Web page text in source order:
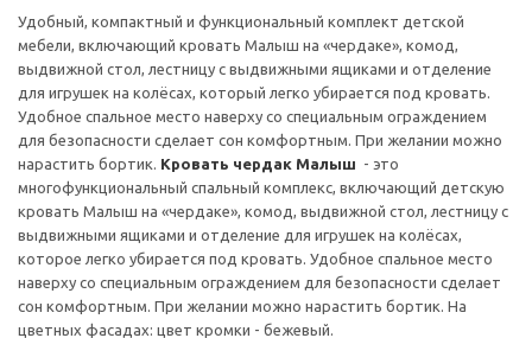
Удобный, компактный и функциональный комплект детской
мебели, включающий кровать Малыш на «чердаке», комод,
выдвижной стол, лестницу с выдвижными ящиками и отделение
для игрушек на колёсах, который легко убирается под кровать.
Удобное спальное место наверху со специальным ограждением
для безопасности сделает сон комфортным. При желании можно
нарастить бортик. Кровать чердак Малыш - это
многофункциональный спальный комплекс, включающий детскую
кровать Малыш на «чердаке», комод, выдвижной стол, лестницу с
выдвижными ящиками и отделение для игрушек на колёсах,
которое легко убирается под кровать. Удобное спальное место
наверху со специальным ограждением для безопасности сделает
сон комфортным. При желании можно нарастить бортик. На
цветных фасадах: цвет кромки - бежевый.